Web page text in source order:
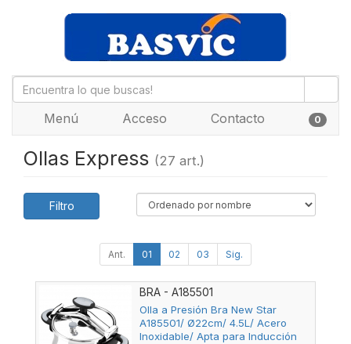
Menú Acceso Contacto 0
Ollas Express (27 art.)
Filtro
Ant. 01 02 03 Sig.
BRA - A185501
Olla a Presión Bra New Star
A185501/ Ø22cm/ 4.5L/ Acero
Inoxidable/ Apta para Inducción